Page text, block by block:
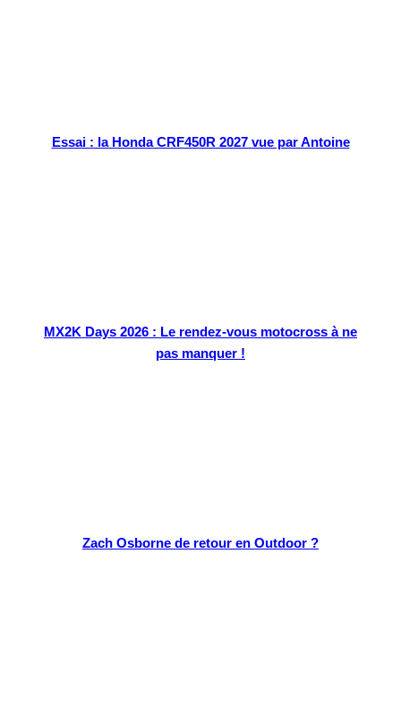
Essai : la Honda CRF450R 2027 vue par Antoine
MX2K Days 2026 : Le rendez-vous motocross à ne
pas manquer !
Zach Osborne de retour en Outdoor ?